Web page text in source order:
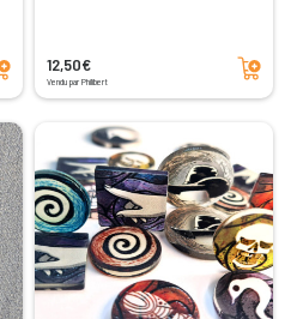
panier 12,50€
Vendu par Philibert
Ajouter au panier